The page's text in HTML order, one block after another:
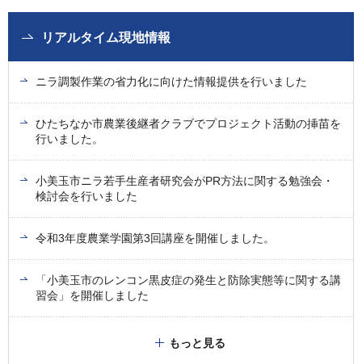
リアルタイム現地情報
ニラ調製作業の省力化に向けた情報提供を行いました
ひたちなか市農業後継者クラブでプロジェクト活動の挿苗を
行いました。
小美玉市ニラ若手生産者研究会がPR方法に関する勉強会・
検討会を行いました
令和3年度農業学園第3回講座を開催しました。
「小美玉市のレンコン黒皮症の発生と防除実態等に関する講
習会」を開催しました
もっと見る